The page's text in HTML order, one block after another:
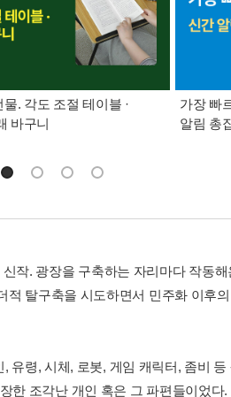
. 각도 조절 테이블 ·
바구니
가장 빠
알림 총
작. 광장을 구축하는 자리마다 작동
적 탈구축을 시도하면서 민주화 이후
유령, 시체, 로봇, 게임 캐릭터, 좀비
한 조각난 개인 혹은 그 파편들이었다